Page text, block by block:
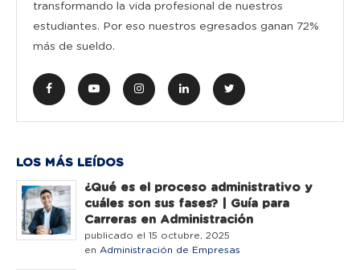
transformando la vida profesional de nuestros
estudiantes. Por eso nuestros egresados ganan 72%
más de sueldo.
LOS MÁS LEÍDOS
¿Qué es el proceso administrativo y
cuáles son sus fases? | Guía para
Carreras en Administración
publicado el 15 octubre, 2025
en Administración de Empresas